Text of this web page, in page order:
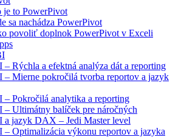
je to PowerPivot
sa nachádza PowerPivot
povoliť doplnok PowerPivot v Exceli
– Rýchla a efektná analýza dát a reporting
– Mierne pokročilá tvorba reportov a jazyk
– Pokročilá analytika a reporting
– Ultimátny balíček pre náročných
a jazyk DAX – Jedi Master level
– Optimalizácia výkonu reportov a jazyka